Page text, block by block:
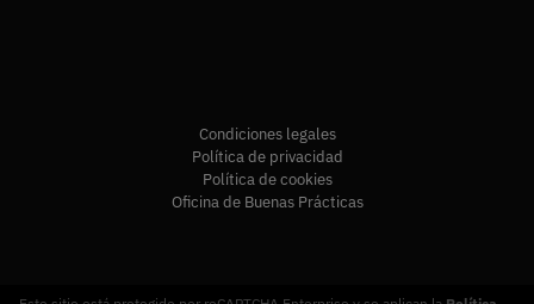
Condiciones legales
Política de privacidad
Política de cookies
Oficina de Buenas Prácticas